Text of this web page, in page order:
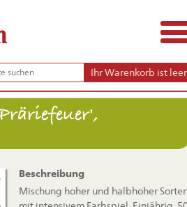
Ihr Warenkorb ist
Beschreibung
Mischung hoher und halbhoher